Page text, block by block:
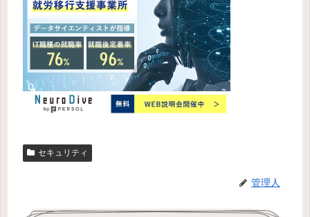
セキュリティ
管理人